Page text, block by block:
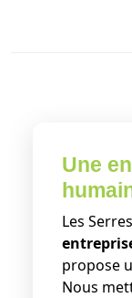
Une
Les
propose
Nous